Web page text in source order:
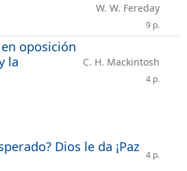
W. W. Fereday
9 p.
oposición
la
C. H. Mackintosh
4 p.
Dios le da ¡Paz
4 p.